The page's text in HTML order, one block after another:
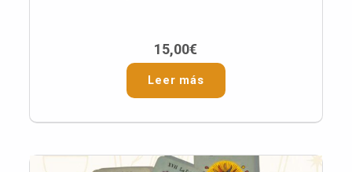
15,00€
Leer más